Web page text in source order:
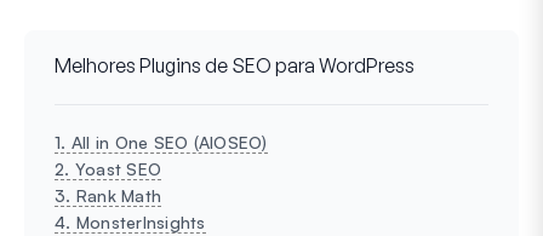
Melhores Plugins de SEO para WordPress
1. All in One SEO (AIOSEO)
2. Yoast SEO
3. Rank Math
4. MonsterInsights